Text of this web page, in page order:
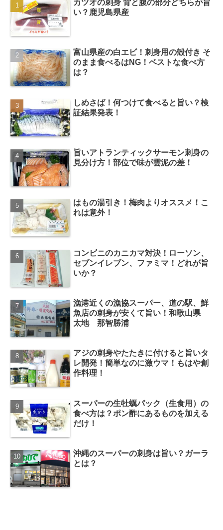
カツオの刺身 背と腹の部分どちらが旨
い？鹿児島県産
富山県産の白エビ！刺身用の殻付き そ
のまま食べるはNG！ベストな食べ方
は？
しめさば！何つけて食べると旨い？検
証結果発表！
旨いアトランティックサーモン刺身の
見分け方！部位で味が雲泥の差！
はもの湯引き！梅肉よりオススメ！こ
れは意外！
コンビニのカニカマ対決！ローソン、
セブンイレブン、ファミマ！どれが旨
いか？
漁港近くの漁協スーパー、道の駅、鮮
魚店の刺身が安くて旨い！和歌山県
太地 那智勝浦
アジの刺身やたたきに付けると旨いタ
レ開発！簡単なのに激ウマ！もはや創
作料理！
スーパーの生牡蠣パック（生食用）の
食べ方は？ポン酢にあるものを加える
だけ！
沖縄のスーパーの刺身は旨い？ガーラ
とは？